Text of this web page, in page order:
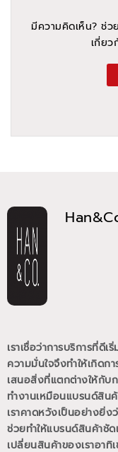
เราเชื่อว่าการบริการที่ดี
ความมั่นใจจึงทำให้เกิดก
เสนอสิ่งที่แตกต่างให้กับ
ทำงานเหมือนแบรนด์สิน
เราคาดหวังเป็นอย่างยิ่
ช่วยทำให้แบรนด์สินค้าชั
เปลี่ยนสินค้าของเราอา
มีความคิดเห็น? ช่
เกี่ย